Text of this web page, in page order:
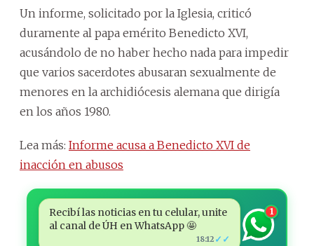
Un informe, solicitado por la Iglesia, criticó
duramente al papa emérito Benedicto XVI,
acusándolo de no haber hecho nada para impedir
que varios sacerdotes abusaran sexualmente de
menores en la archidiócesis alemana que dirigía
en los años 1980.
Lea más: Informe acusa a Benedicto XVI de
inacción en abusos
Recibí las noticias en tu celular, unite
al canal de ÚH en WhatsApp 🤩
18:12 ✓✓
1